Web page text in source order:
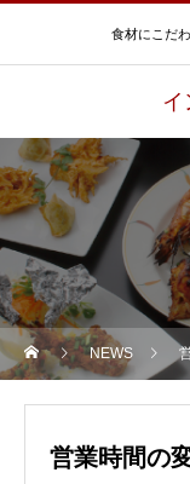
食材にこだ
NEWS
営業時間の